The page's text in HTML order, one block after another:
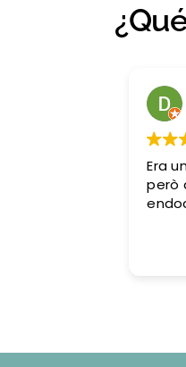
Era una
però